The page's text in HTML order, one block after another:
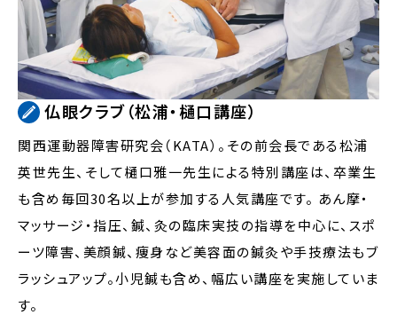
仏眼クラブ（松浦・樋口講座）
関西運動器障害研究会（KATA）。その前会長である松浦
英世先生、そして樋口雅一先生による特別講座は、卒業生
も含め毎回30名以上が参加する人気講座です。 あん摩・
マッサージ・指圧、鍼、灸の臨床実技の指導を中心に、スポ
ーツ障害、美顔鍼、痩身など美容面の鍼灸や手技療法もブ
ラッシュアップ。小児鍼も含め、幅広い講座を実施していま
す。